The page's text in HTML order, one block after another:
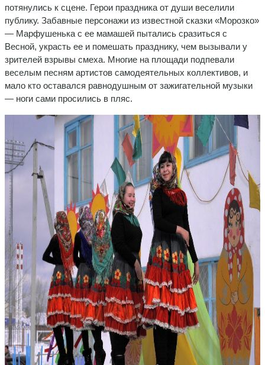
потянулись к сцене. Герои праздника от души веселили
публику. Забавные персонажи из известной сказки «Морозко»
— Марфушенька с ее мамашей пытались сразиться с
Весной, украсть ее и помешать празднику, чем вызывали у
зрителей взрывы смеха. Многие на площади подпевали
веселым песням артистов самодеятельных коллективов, и
мало кто оставался равнодушным от зажигательной музыки
— ноги сами просились в пляс.